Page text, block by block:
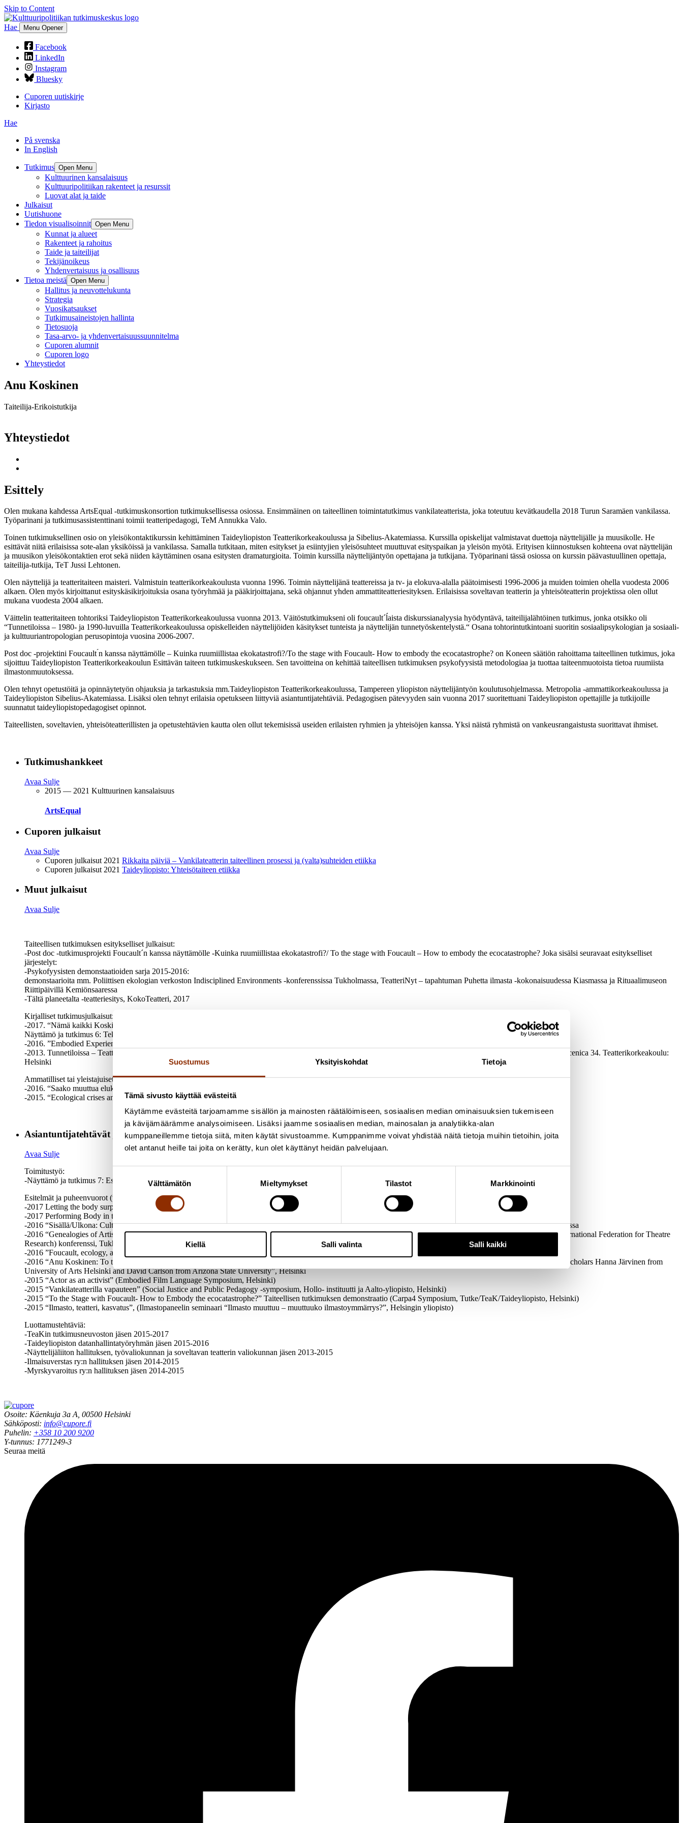
Suostumus Yksityiskohdat Tietoja
Tämä sivusto käyttää evästeitä
Käytämme evästeitä tarjoamamme sisällön ja mainosten räätälöimiseen, sosiaalisen median ominaisuuksien tukemiseen
ja kävijämäärämme analysoimiseen. Lisäksi jaamme sosiaalisen median, mainosalan ja analytiikka-alan
kumppaneillemme tietoja siitä, miten käytät sivustoamme. Kumppanimme voivat yhdistää näitä tietoja muihin tietoihin, joita
olet antanut heille tai joita on kerätty, kun olet käyttänyt heidän palvelujaan.
valinta
Välttämätön Mieltymykset Tilastot Markkinointi
Kiellä Salli valinta Salli kaikki
Skip to Content
Hae Menu Opener
Facebook
LinkedIn
Instagram
Bluesky
Cuporen uutiskirje
Kirjasto
Hae
På svenska
In English
Tutkimus Open Menu
Kulttuurinen kansalaisuus
Kulttuuripolitiikan rakenteet ja resurssit
Luovat alat ja taide
Julkaisut
Uutishuone
Tiedon visualisoinnit Open Menu
Kunnat ja alueet
Rakenteet ja rahoitus
Taide ja taiteilijat
Tekijänoikeus
Yhdenvertaisuus ja osallisuus
Tietoa meistä Open Menu
Hallitus ja neuvottelukunta
Strategia
Vuosikatsaukset
Tutkimusaineistojen hallinta
Tietosuoja
Tasa-arvo- ja yhdenvertaisuussuunnitelma
Cuporen alumnit
Cuporen logo
Yhteystiedot
Anu Koskinen
Taiteilija-Erikoistutkija
Yhteystiedot
Esittely
Olen mukana kahdessa ArtsEqual -tutkimuskonsortion tutkimuksellisessa osiossa. Ensimmäinen on taiteellinen toimintatutkimus vankilateatterista, joka toteutuu kevätkaudella 2018 Turun Saramäen vankilassa.
Työparinani ja tutkimusassistenttinani toimii teatteripedagogi, TeM Annukka Valo.
Toinen tutkimuksellinen osio on yleisökontaktikurssin kehittäminen Taideyliopiston Teatterikorkeakoulussa ja Sibelius-Akatemiassa. Kurssilla opiskelijat valmistavat duettoja näyttelijälle ja muusikolle. He
esittävät niitä erilaisissa sote-alan yksiköissä ja vankilassa. Samalla tutkitaan, miten esitykset ja esiintyjien yleisösuhteet muuttuvat esityspaikan ja yleisön myötä. Erityisen kiinnostuksen kohteena ovat näyttelijän
ja muusikon yleisökontaktien erot sekä niiden käyttäminen osana esitysten dramaturgioita. Toimin kurssilla näyttelijäntyön opettajana ja tutkijana. Työparinani tässä osiossa on kurssin päävastuullinen opettaja,
taiteilija-tutkija, TeT Jussi Lehtonen.
Olen näyttelijä ja teatteritaiteen maisteri. Valmistuin teatterikorkeakoulusta vuonna 1996. Toimin näyttelijänä teattereissa ja tv- ja elokuva-alalla päätoimisesti 1996-2006 ja muiden toimien ohella vuodesta 2006
alkaen. Olen myös kirjoittanut esityskäsikirjoituksia osana työryhmää ja pääkirjoittajana, sekä ohjannut yhden ammattiteatteriesityksen. Erilaisissa soveltavan teatterin ja yhteisöteatterin projektissa olen ollut
mukana vuodesta 2004 alkaen.
Väittelin teatteritaiteen tohtoriksi Taideyliopiston Teatterikorkeakoulussa vuonna 2013. Väitöstutkimukseni oli foucault´ĺaista diskurssianalyysia hyödyntävä, taiteilijalähtöinen tutkimus, jonka otsikko oli
“Tunnetiloissa – 1980- ja 1990-luvuilla Teatterikorkeakoulussa opiskelleiden näyttelijöiden käsitykset tunteista ja näyttelijän tunnetyöskentelystä.“ Osana tohtorintutkintoani suoritin sosiaalipsykologian ja sosiaali-
ja kulttuuriantropologian perusopintoja vuosina 2006-2007.
Post doc -projektini Foucault ́n kanssa näyttämölle – Kuinka ruumiillistaa ekokatastrofi?/To the stage with Foucault- How to embody the ecocatastrophe? on Koneen säätiön rahoittama taiteellinen tutkimus, joka
sijoittuu Taideyliopiston Teatterikorkeakoulun Esittävän taiteen tutkimuskeskukseen. Sen tavoitteina on kehittää taiteellisen tutkimuksen psykofyysistä metodologiaa ja tuottaa taiteenmuotoista tietoa ruumiista
ilmastonmuutoksessa.
Olen tehnyt opetustöitä ja opinnäytetyön ohjauksia ja tarkastuksia mm.Taideyliopiston Teatterikorkeakoulussa, Tampereen yliopiston näyttelijäntyön koulutusohjelmassa. Metropolia -ammattikorkeakoulussa ja
Taideyliopiston Sibelius-Akatemiassa. Lisäksi olen tehnyt erilaisia opetukseen liittyviä asiantuntijatehtäviä. Pedagogisen pätevyyden sain vuonna 2017 suoritettuani Taideyliopiston opettajille ja tutkijoille
suunnatut taideyliopistopedagogiset opinnot.
Taiteellisten, soveltavien, yhteisöteatterillisten ja opetustehtävien kautta olen ollut tekemisissä useiden erilaisten ryhmien ja yhteisöjen kanssa. Yksi näistä ryhmistä on vankeusrangaistusta suorittavat ihmiset.
Tutkimushankkeet
Avaa Sulje
2015 — 2021 Kulttuurinen kansalaisuus
ArtsEqual
Cuporen julkaisut
Avaa Sulje
Cuporen julkaisut 2021 Rikkaita päiviä – Vankilateatterin taiteellinen prosessi ja (valta)suhteiden etiikka
Cuporen julkaisut 2021 Taideyliopisto: Yhteisötaiteen etiikka
Muut julkaisut
Avaa Sulje
Taiteellisen tutkimuksen esitykselliset julkaisut:
-Post doc -tutkimusprojekti Foucault´n kanssa näyttämölle -Kuinka ruumiillistaa ekokatastrofi?/ To the stage with Foucault – How to embody the ecocatastrophe? Joka sisälsi seuravaat esitykselliset
järjestelyt:
-Psykofyysisten demonstaatioiden sarja 2015-2016:
demonstaarioita mm. Poliittisen ekologian verkoston Indisciplined Environments -konferenssissa Tukholmassa, TeatteriNyt – tapahtuman Puhetta ilmasta -kokonaisuudessa Kiasmassa ja Rituaalimuseon
Riittipäivillä Kemiönsaaressa
-Tältä planeetalta -teatteriesitys, KokoTeatteri, 2017
Kirjalliset tutkimusjulkaisut:
-2017. “Nämä kaikki Koskiset -Dialogi ekologiasta, ruumiista ja taiteellisen tutkijan positioista”
Näyttämö ja tutkimus 6: Tekijä -teos, esitys ja yhteiskunta. Teatterintutkimuksen seuran julkaisusarja.
-2016. ”Embodied Experience – Some Technologies of the Self in Climate Change” Carpa4 -symposiumin proceedings -julkaisu. http://nivel.teak.fi/carpa4
-2013. Tunnetiloissa – Teatterikorkeakoulussa 1980- ja 1990-luvuilla opiskelleiden näyttelijöiden käsitykset tunteista ja näyttelijän tunnetyöskentelystä. Väitöskirja. Acta Scenica 34. Teatterikorkeakoulu:
Helsinki
Ammatilliset tai yleistajuiset julkaisut:
-2016. “Saako muuttua elukaksi?” Kulttuurivihkot 6/2016
-2015. “Ecological crises and theater”. Tidskriftet Drama (Norja) 3/2015
Asiantuntijatehtävät ja muu toiminta
Avaa Sulje
Toimitustyö:
-Näyttämö ja tutkimus 7: Esitys ja toiseus. Teatterintutkimuksen seuran julkaisusarja. Julkaistaan 2018.
Esitelmät ja puheenvuorot (valikoima):
-2017 Letting the body surprise you, Digression Workshop, University of Aarhus, Denmark
-2017 Performing Body in the Climate Change -Ecological Technologies of the Self (13th International Congress of Qualitative Inquiry, Illinois, Usa)
-2016 “Sisällä/Ulkona: Culture et Justice Finlande &France” (Les Boréales -festivaalin yhteydessä), keskustelijana Suomen ja Ranskan vankilateatteria koskevassa paneelissa
-2016 “Genealogies of Artist-Researchers: Past practices and imagined futures for artistic research in the Performing arts” Curated Panel with colleagues (IFTR/FIRT (International Federation for Theatre
Research) konferenssi, Tukholma
-2016 ”Foucault, ecology, artistic research” (12th International Congress of Qualitative Inquiry, Illinois, Usa)
-2016 “Anu Koskinen: To the stage with Foucault to Embody the Ecocatastrophe” – demonstration-performance on an artistic performance and discussion with Foucault-scholars Hanna Järvinen from
University of Arts Helsinki and David Carlson from Arizona State University”, Helsinki
-2015 “Actor as an activist” (Embodied Film Language Symposium, Helsinki)
-2015 “Vankilateatterilla vapauteen” (Social Justice and Public Pedagogy -symposium, Hollo- instituutti ja Aalto-yliopisto, Helsinki)
-2015 “To the Stage with Foucault- How to Embody the ecocatastrophe?” Taiteellisen tutkimuksen demonstraatio (Carpa4 Symposium, Tutke/TeaK/Taideyliopisto, Helsinki)
-2015 “Ilmasto, teatteri, kasvatus”, (Ilmastopaneelin seminaari “Ilmasto muuttuu – muuttuuko ilmastoymmärrys?”, Helsingin yliopisto)
Luottamustehtäviä:
-TeaKin tutkimusneuvoston jäsen 2015-2017
-Taideyliopiston datanhallintatyöryhmän jäsen 2015-2016
-Näyttelijäliiton hallituksen, työvaliokunnan ja soveltavan teatterin valiokunnan jäsen 2013-2015
-Ilmaisuverstas ry:n hallituksen jäsen 2014-2015
-Myrskyvaroitus ry:n hallituksen jäsen 2014-2015
Osoite: Käenkuja 3a A, 00500 Helsinki
Sähköposti: info@cupore.fi
Puhelin: +358 10 200 9200
Y-tunnus: 1771249-3
Seuraa meitä